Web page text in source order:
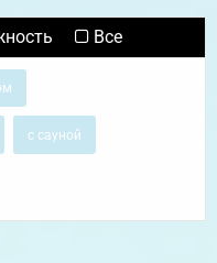
Все
с сауной